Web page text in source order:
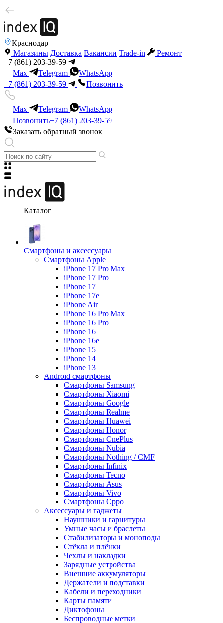
Краснодар
Магазины Доставка Вакансии Trade-in
Ремонт
+7 (861) 203-39-59
Max
Telegram
WhatsApp
+7 (861) 203-39-59
Позвонить
Max Telegram
WhatsApp
Позвонить+7 (861) 203-39-59
Заказать обратный звонок
Каталог
Смартфоны и аксессуары
Смартфоны Apple
iPhone 17 Pro Max
iPhone 17 Pro
iPhone 17
iPhone 17e
iPhone Air
iPhone 16 Pro Max
iPhone 16 Pro
iPhone 16
iPhone 16e
iPhone 15
iPhone 14
iPhone 13
Android cмартфоны
Смартфоны Samsung
Смартфоны Xiaomi
Смартфоны Google
Смартфоны Realme
Смартфоны Huawei
Смартфоны Honor
Смартфоны OnePlus
Смартфоны Nubia
Смартфоны Nothing / CMF
Смартфоны Infinix
Смартфоны Tecno
Смартфоны Asus
Смартфоны Vivo
Смартфоны Oppo
Аксессуары и гаджеты
Наушники и гарнитуры
Умные часы и браслеты
Стабилизаторы и моноподы
Стёкла и плёнки
Чехлы и накладки
Зарядные устройства
Внешние аккумуляторы
Держатели и подставки
Кабели и переходники
Карты памяти
Диктофоны
Беспроводные метки